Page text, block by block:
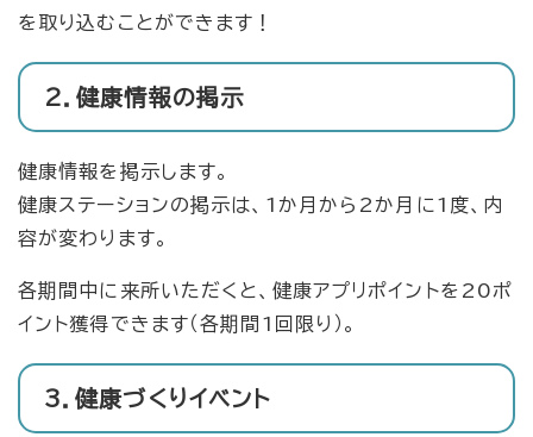
を取り込むことができます！
2．健康情報の掲示
健康情報を掲示します。
健康ステーションの掲示は、1か月から2か月に1度、内
容が変わります。
各期間中に来所いただくと、健康アプリポイントを20ポ
イント獲得できます（各期間1回限り）。
3．健康づくりイベント